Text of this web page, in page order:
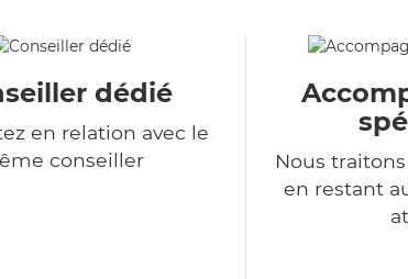
dédié
en relation avec le
conseiller
Nous
en restant